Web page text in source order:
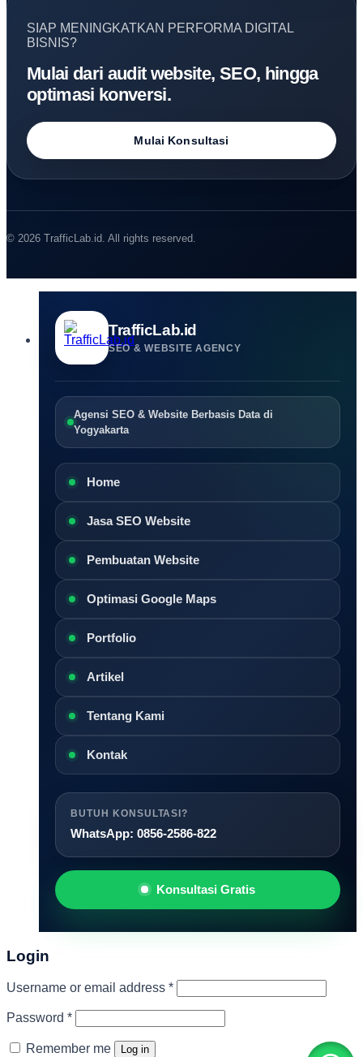
SIAP MENINGKATKAN PERFORMA DIGITAL
BISNIS?
Mulai dari audit website, SEO, hingga
optimasi konversi.
Mulai Konsultasi
© 2026 TrafficLab.id. All rights reserved.
TrafficLab.id
SEO & WEBSITE AGENCY
Agensi SEO & Website Berbasis Data di
Yogyakarta
Home
Jasa SEO Website
Pembuatan Website
Optimasi Google Maps
Portfolio
Artikel
Tentang Kami
Kontak
BUTUH KONSULTASI?
WhatsApp: 0856-2586-822
Konsultasi Gratis
Login
Username or email address *Required
Password *Required
Remember me Log in